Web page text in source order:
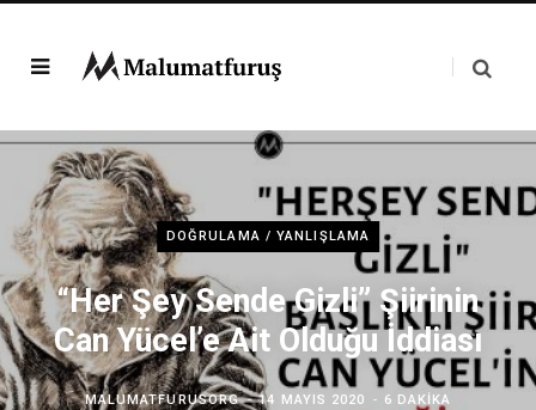
DOĞRULAMA / YANLIŞLAMA
“Her Şey Sende Gizli” Şiirinin
Can Yücel’e Ait Olduğu İddiası
MALUMATFURUSORG 14 MAYIS 2020 6 DAKIKA